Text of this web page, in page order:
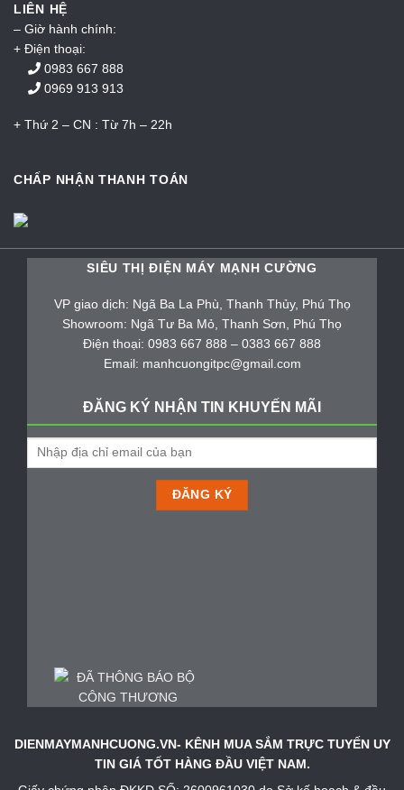
LIÊN HỆ
– Giờ hành chính:
+ Điện thoại:
0983 667 888
0969 913 913
+ Thứ 2 – CN : Từ 7h – 22h
CHẤP NHẬN THANH TOÁN
SIÊU THỊ ĐIỆN MÁY MẠNH CƯỜNG
VP giao dịch: Ngã Ba La Phù, Thanh Thủy, Phú Thọ
Showroom: Ngã Tư Ba Mỏ, Thanh Sơn, Phú Thọ
Điện thoại: 0983 667 888 – 0383 667 888
Email: manhcuongitpc@gmail.com
ĐĂNG KÝ NHẬN TIN KHUYẾN MÃI
DIENMAYMANHCUONG.VN- KÊNH MUA SẮM TRỰC TUYẾN UY
TIN GIÁ TỐT HÀNG ĐẦU VIỆT NAM.